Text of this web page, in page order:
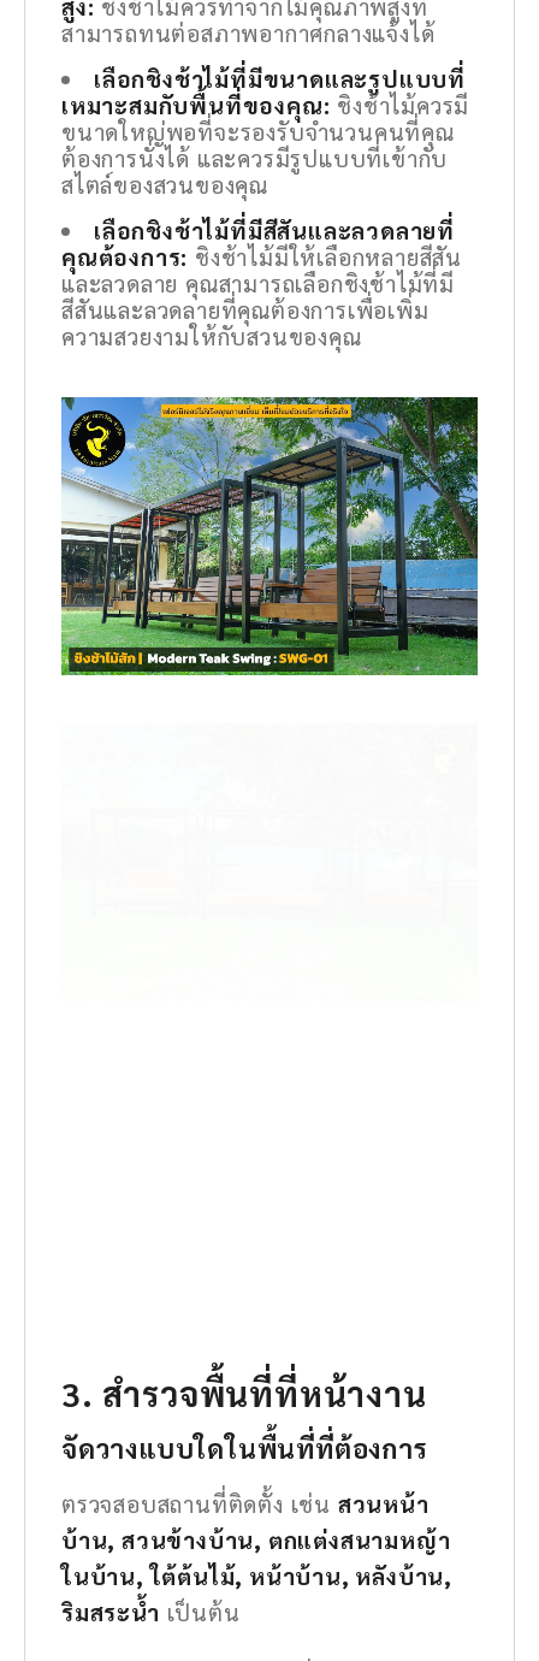
สูง: ชิงช้าไม้ควรทำจากไม้คุณภาพสูงที่
สามารถทนต่อสภาพอากาศกลางแจ้งได้
เลือกชิงช้าไม้ที่มีขนาดและรูปแบบที่
เหมาะสมกับพื้นที่ของคุณ: ชิงช้าไม้ควรมี
ขนาดใหญ่พอที่จะรองรับจำนวนคนที่คุณ
ต้องการนั่งได้ และควรมีรูปแบบที่เข้ากับ
สไตล์ของสวนของคุณ
เลือกชิงช้าไม้ที่มีสีสันและลวดลายที่
คุณต้องการ: ชิงช้าไม้มีให้เลือกหลายสีสัน
และลวดลาย คุณสามารถเลือกชิงช้าไม้ที่มี
สีสันและลวดลายที่คุณต้องการเพื่อเพิ่ม
ความสวยงามให้กับสวนของคุณ
3. สำรวจพื้นที่ที่หน้างาน
จัดวางแบบใดในพื้นที่ที่ต้องการ
ตรวจสอบสถานที่ติดตั้ง เช่น สวนหน้า
บ้าน, สวนข้างบ้าน, ตกแต่งสนามหญ้า
ในบ้าน, ใต้ต้นไม้, หน้าบ้าน, หลังบ้าน,
ริมสระน้ำ เป็นต้น